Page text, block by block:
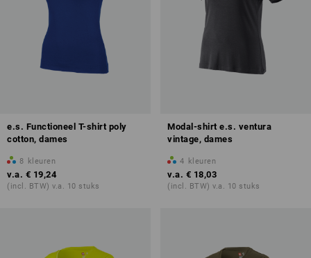
e.s. Functioneel T-shirt poly
cotton, dames
8 kleuren
v.a. € 19,24
(incl. BTW) v.a. 10 stuks
Modal-shirt e.s. ventura
vintage, dames
4 kleuren
v.a. € 18,03
(incl. BTW) v.a. 10 stuks